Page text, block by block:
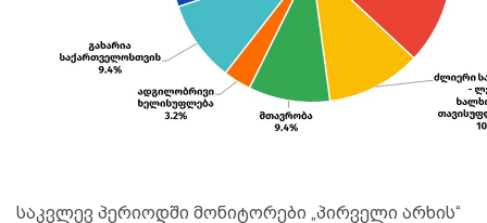
საკვლევ პერიოდში მონიტორები „პირველი არხის“